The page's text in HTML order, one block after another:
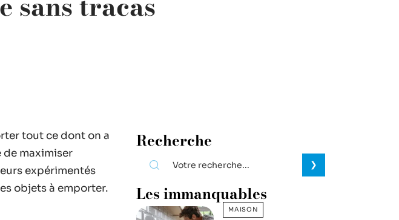
tout ce dont on a
de maximiser
expérimentés
objets à emporter.
Recherche
Les immanquables
MAISON